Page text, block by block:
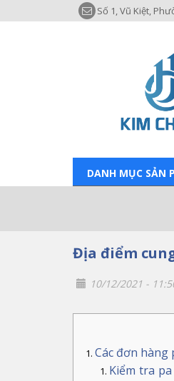
Số 1, Vũ Kiệt,
DANH MỤC SẢN
Địa điểm
10/12/2021 -
Các đơn hàng
Kiểm tra